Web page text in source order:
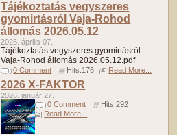
Tájékoztatás vegyszeres
gyomirtásról Vaja-Rohod
állomás 2026.05.12
2026. április 07.
Tájékoztatás vegyszeres gyomirtásról
Vaja-Rohod állomás 2026.05.12.pdf
0 Comment Hits:176 Read More...
2026 X-FAKTOR
2026. január 27.
0 Comment
Hits:292
Read More...